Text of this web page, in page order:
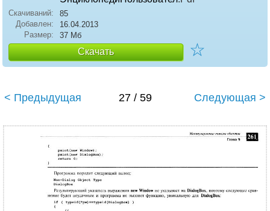
Скачиваний:
85
Добавлен:
16.04.2013
Размер:
37 Мб
Скачать ☆
< Предыдущая 27 / 59 Следующая >